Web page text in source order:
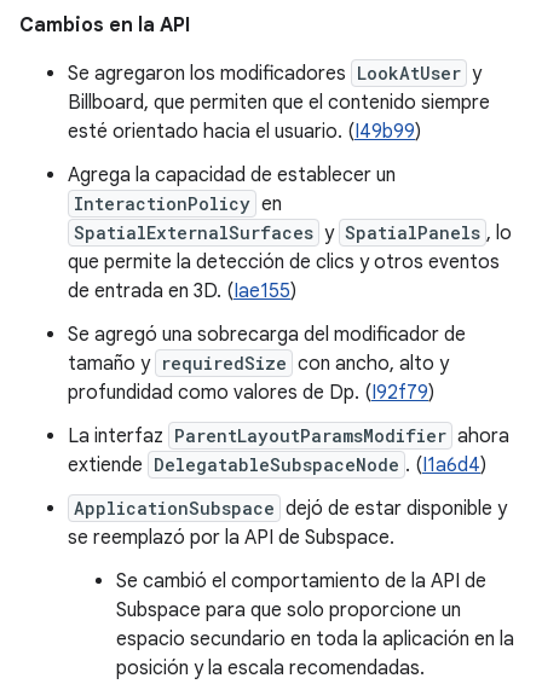
Cambios en la API
Se agregaron los modificadores LookAtUser y
Billboard, que permiten que el contenido siempre
esté orientado hacia el usuario. (I49b99)
Agrega la capacidad de establecer un
InteractionPolicy en
SpatialExternalSurfaces y SpatialPanels , lo
que permite la detección de clics y otros eventos
de entrada en 3D. (Iae155)
Se agregó una sobrecarga del modificador de
tamaño y requiredSize con ancho, alto y
profundidad como valores de Dp. (I92f79)
La interfaz ParentLayoutParamsModifier ahora
extiende DelegatableSubspaceNode . (I1a6d4)
ApplicationSubspace dejó de estar disponible y
se reemplazó por la API de Subspace.
Se cambió el comportamiento de la API de
Subspace para que solo proporcione un
espacio secundario en toda la aplicación en la
posición y la escala recomendadas.